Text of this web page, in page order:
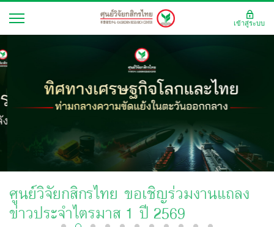
ศูนย์วิจัยกสิกรไทย ขอเชิญร่วมงานแถลง
ข่าวประจำไตรมาส 1 ปี 2569
เข้าสู่ระบบ